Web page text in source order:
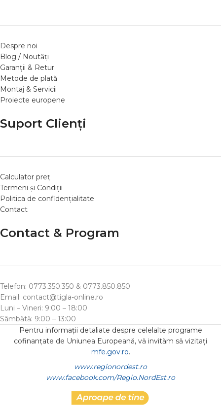
Despre noi
Blog / Noutăți
Garanții & Retur
Metode de plată
Montaj & Servicii
Proiecte europene
Suport Clienți
Calculator preț
Termeni și Condiții
Politica de confidențialitate
Contact
Contact & Program
Telefon: 0773.350.350 & 0773.850.850
Email: contact@tigla-online.ro
Luni – Vineri: 9:00 – 18:00
Sâmbătă: 9:00 – 13:00
Pentru informații detaliate despre celelalte programe
cofinanțate de Uniunea Europeană, vă invităm să vizitați
mfe.gov.ro.
www.regionordest.ro
www.facebook.com/Regio.NordEst.ro